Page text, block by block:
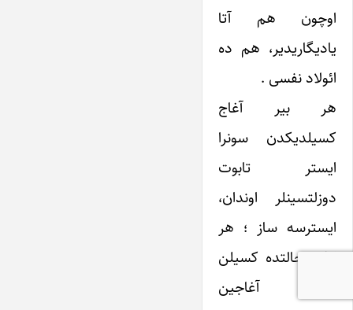
اوچون هم آتا
یادیگاریدیر، هم ده
ائولاد نفسی .
هر بیر آغاج
کسیلدیکدن سونرا
ایستر تابوت
دوزلتسینلر اوندان،
ایسترسه ساز ؛ هر
ایکی حالتده کسیلن
بیر آغاجین